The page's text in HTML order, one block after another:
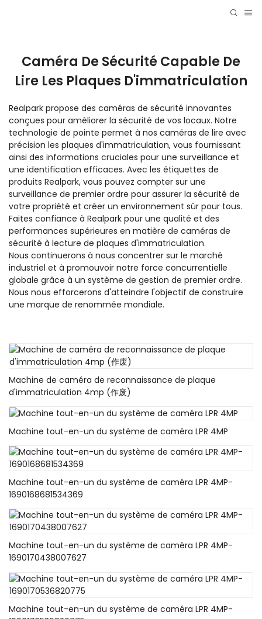
Caméra De Sécurité Capable De
Lire Les Plaques D'immatriculation
Realpark propose des caméras de sécurité innovantes
conçues pour améliorer la sécurité de vos locaux. Notre
technologie de pointe permet à nos caméras de lire avec
précision les plaques d'immatriculation, vous fournissant
ainsi des informations cruciales pour une surveillance et
une identification efficaces. Avec les étiquettes de
produits Realpark, vous pouvez compter sur une
surveillance de premier ordre pour assurer la sécurité de
votre propriété et créer un environnement sûr pour tous.
Faites confiance à Realpark pour une qualité et des
performances supérieures en matière de caméras de
sécurité à lecture de plaques d'immatriculation.
Nous continuerons à nous concentrer sur le marché
industriel et à promouvoir notre force concurrentielle
globale grâce à un système de gestion de premier ordre.
Nous nous efforcerons d'atteindre l'objectif de construire
une marque de renommée mondiale.
Machine de caméra de reconnaissance de plaque
d'immatriculation 4mp (作废)
Machine tout-en-un du système de caméra LPR 4MP
Machine tout-en-un du système de caméra LPR 4MP-
1690168681534369
Machine tout-en-un du système de caméra LPR 4MP-
1690170438007627
Machine tout-en-un du système de caméra LPR 4MP-